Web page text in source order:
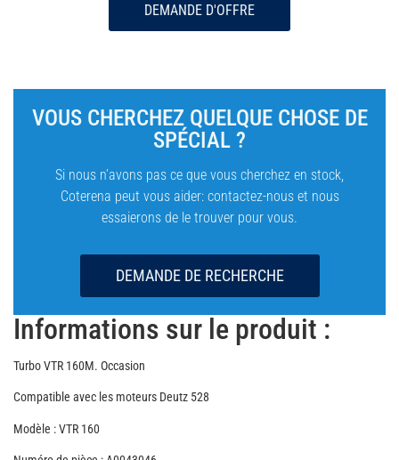
DEMANDE D'OFFRE
VOUS CHERCHEZ QUELQUE CHOSE DE
SPÉCIAL ?
Si nous n’avons pas ce que vous cherchez en stock,
Coterena peut vous aider: contactez-nous et nous
essaierons de le trouver pour vous.
DEMANDE DE RECHERCHE
Informations sur le produit :
Turbo VTR 160M. Occasion
Compatible avec les moteurs Deutz 528
Modèle : VTR 160